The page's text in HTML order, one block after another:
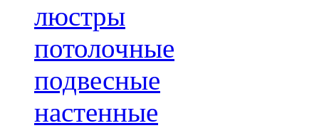
люстры
потолочные
подвесные
настенные